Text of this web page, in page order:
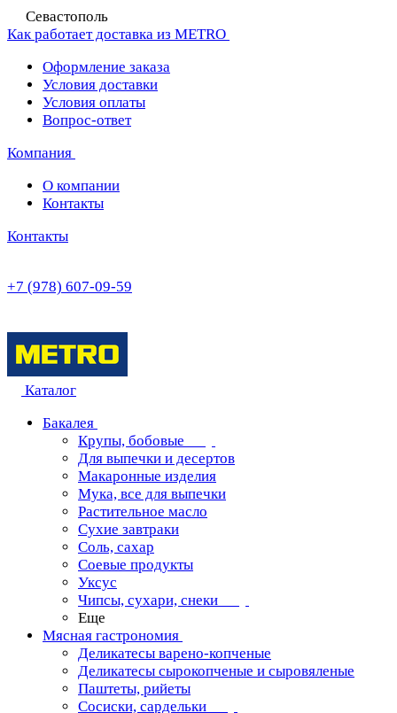
Севастополь
Как работает доставка из METRO
Оформление заказа
Условия доставки
Условия оплаты
Вопрос-ответ
Компания
О компании
Контакты
Контакты
+7 (978) 607-09-59
Каталог
Бакалея
Крупы, бобовые
Для выпечки и десертов
Макаронные изделия
Мука, все для выпечки
Растительное масло
Сухие завтраки
Соль, сахар
Соевые продукты
Уксус
Чипсы, сухари, снеки
Еще
Мясная гастрономия
Деликатесы варено-копченые
Деликатесы сырокопченые и сыровяленые
Паштеты, рийеты
Сосиски, сардельки